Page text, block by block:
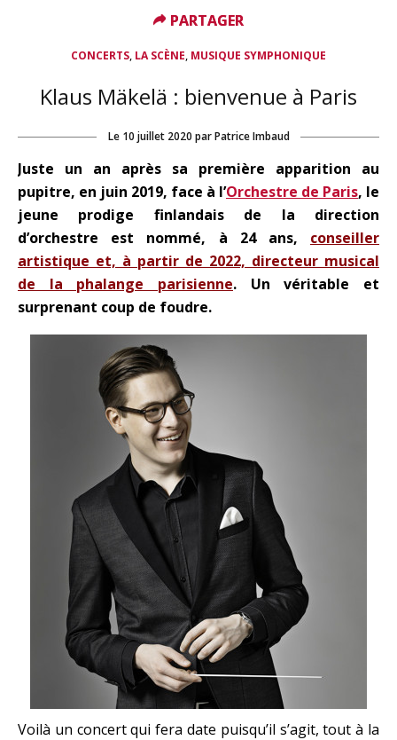
CONCERTS, LA SCÈNE, MUSIQUE SYMPHONIQUE
Klaus Mäkelä : bienvenue à Paris
Le 10 juillet 2020 par Patrice Imbaud
Juste un an après sa première apparition au
pupitre, en juin 2019, face à l’Orchestre de Paris, le
jeune prodige finlandais de la direction
d’orchestre est nommé, à 24 ans, conseiller
artistique et, à partir de 2022, directeur musical
de la phalange parisienne. Un véritable et
surprenant coup de foudre.
Voilà un concert qui fera date puisqu’il s’agit, tout à la
PARTAGER
PARTAGER